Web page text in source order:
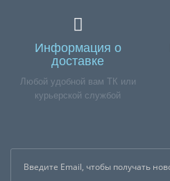
Информация о
доставке
Любой удобной вам ТК или
курьерской службой